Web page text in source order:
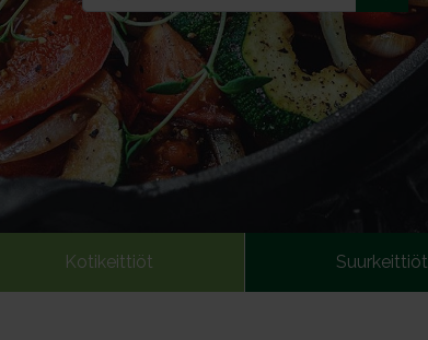
Kotikeittiöt Suurkeittiöt